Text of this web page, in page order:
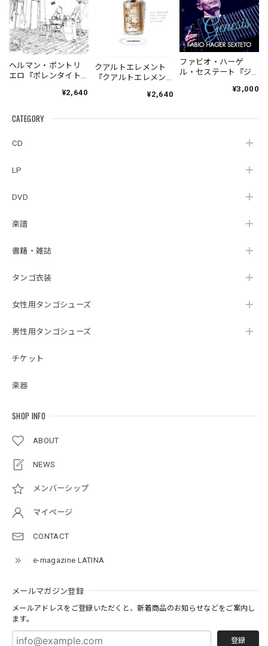
CATEGORY
CD
LP
DVD
楽譜
書籍・雑誌
タンゴ衣装
女性用タンゴシューズ
男性用タンゴシューズ
チケット
楽器
SHOP INFO
ABOUT
NEWS
メンバーシップ
マイページ
CONTACT
e-magazine LATINA
メールマガジン登録
メールアドレスをご登録いただくと、新着商品のお知らせなどをご案内し
ます。
登録
ヘルマン・ポントリ
エロ『ポレンタイト
Pontoriero『POLENT
la Ribera』
¥2,640
クアルトエレメント
『クアルトエレメン
Cuartoelemento『Cu
（007RECORDS-27）
¥2,640
ファビオ・ハーゲ
ル・セステート『ジ
¥3,000